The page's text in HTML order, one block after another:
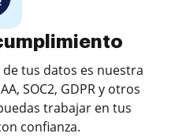
tus datos es nuestra
SOC2, GDPR y otros
trabajar en tus
confianza.